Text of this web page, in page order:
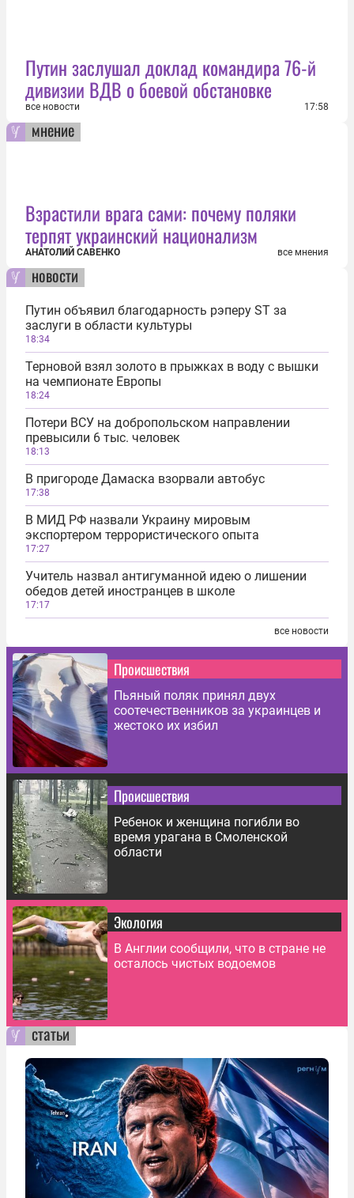
Путин заслушал доклад командира 76-й
дивизии ВДВ о боевой обстановке
все новости 17:58
мнение
Взрастили врага сами: почему поляки
терпят украинский национализм
АНАТОЛИЙ САВЕНКО все мнения
новости
Путин объявил благодарность рэперу ST за
заслуги в области культуры
18:34
Терновой взял золото в прыжках в воду с вышки
на чемпионате Европы
18:24
Потери ВСУ на добропольском направлении
превысили 6 тыс. человек
18:13
В пригороде Дамаска взорвали автобус
17:38
В МИД РФ назвали Украину мировым
экспортером террористического опыта
17:27
Учитель назвал антигуманной идею о лишении
обедов детей иностранцев в школе
17:17
все новости
Происшествия
Пьяный поляк принял двух
соотечественников за украинцев и
жестоко их избил
Происшествия
Ребенок и женщина погибли во
время урагана в Смоленской
области
Экология
В Англии сообщили, что в стране не
осталось чистых водоемов
статьи